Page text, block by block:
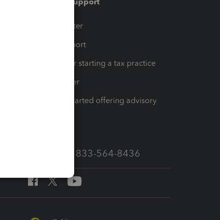
Training Center
Learn & Support
Resources for starting a tax practice
Tax Pro Center
How to get started offering advisory
Call Sales: 833-564-8436